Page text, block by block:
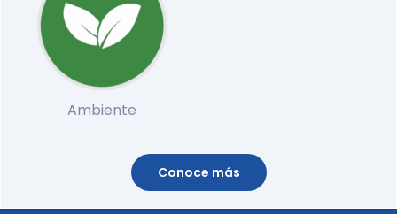
Ambiente
Conoce más